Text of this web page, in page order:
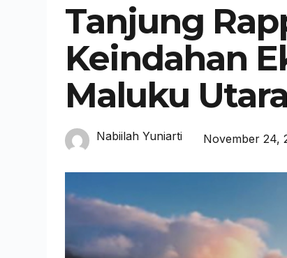
Tanjung
Keindahan
Maluku Utara
Nabiilah Yuniarti November 24,